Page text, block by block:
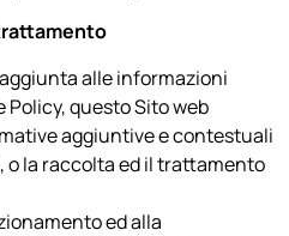
alle informazioni
questo Sito web
aggiuntive e contestuali
la raccolta ed il trattamento
ed alla